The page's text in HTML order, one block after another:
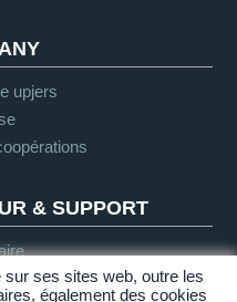
upjers
& SUPPORT
Play"
sur ses sites web, outre les
également des cookies